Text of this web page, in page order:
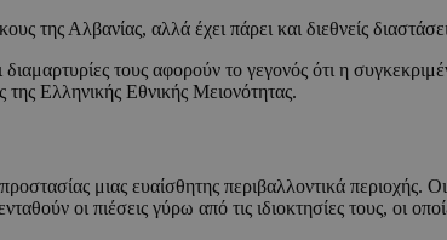
της Αλβανίας, αλλά έχει πάρει και διεθνείς
τους αφορούν το γεγονός ότι η
της Ελληνικής Εθνικής Μειονότητας.
μιας ευαίσθητης περιβαλλοντικά περιοχής.
οι πιέσεις γύρω από τις ιδιοκτησίες τους, οι